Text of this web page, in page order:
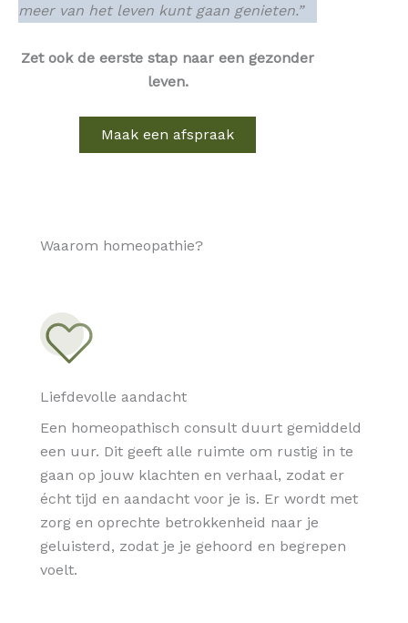
meer van het leven kunt gaan genieten.”
Zet ook de eerste stap naar een gezonder
leven.
Maak een afspraak
Waarom homeopathie?
Liefdevolle aandacht
Een homeopathisch consult duurt gemiddeld
een uur. Dit geeft alle ruimte om rustig in te
gaan op jouw klachten en verhaal, zodat er
écht tijd en aandacht voor je is. Er wordt met
zorg en oprechte betrokkenheid naar je
geluisterd, zodat je je gehoord en begrepen
voelt.